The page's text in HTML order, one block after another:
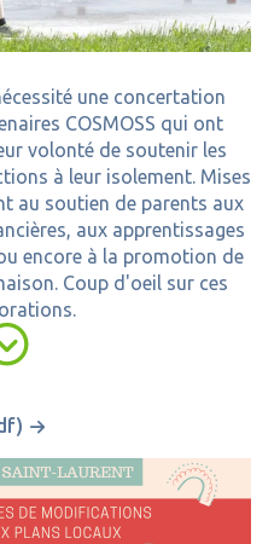
une concertation
COSMOSS qui ont
volonté de soutenir les
à leur isolement. Mises
au soutien de parents aux
aux apprentissages
encore à la promotion de
Coup d'oeil sur ces